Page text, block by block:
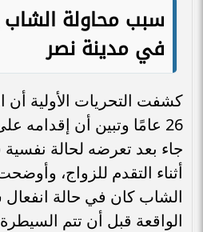
سبب محاولة الشاب
في مدينة نصر
كشفت التحريات الأولية أن
26 عامًا وتبين أن إقدامه
جاء بعد تعرضه لحالة
أثناء التقدم للزواج،
الشاب كان في حالة
الواقعة قبل أن تتم